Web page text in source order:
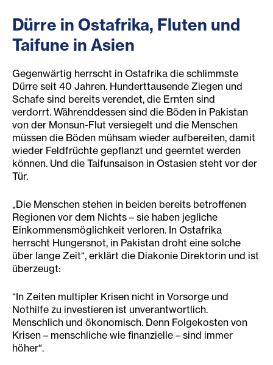
Dürre in Ostafrika, Fluten und
Taifune in Asien
Gegenwärtig herrscht in Ostafrika die schlimmste
Dürre seit 40 Jahren. Hunderttausende Ziegen und
Schafe sind bereits verendet, die Ernten sind
verdorrt. Währenddessen sind die Böden in Pakistan
von der Monsun-Flut versiegelt und die Menschen
müssen die Böden mühsam wieder aufbereiten, damit
wieder Feldfrüchte gepflanzt und geerntet werden
können. Und die Taifunsaison in Ostasien steht vor der
Tür.
„Die Menschen stehen in beiden bereits betroffenen
Regionen vor dem Nichts – sie haben jegliche
Einkommensmöglichkeit verloren. In Ostafrika
herrscht Hungersnot, in Pakistan droht eine solche
über lange Zeit“, erklärt die Diakonie Direktorin und ist
überzeugt:
“In Zeiten multipler Krisen nicht in Vorsorge und
Nothilfe zu investieren ist unverantwortlich.
Menschlich und ökonomisch. Denn Folgekosten von
Krisen – menschliche wie finanzielle – sind immer
höher“.